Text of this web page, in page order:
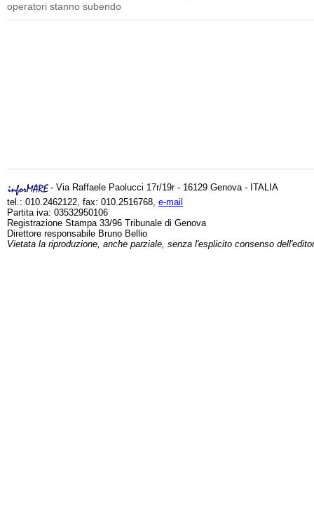
operatori stanno subendo
- Via Raffaele Paolucci 17r/19r - 16129 Genova - ITALIA
tel.: 010.2462122, fax: 010.2516768, e-mail
Partita iva: 03532950106
Registrazione Stampa 33/96 Tribunale di Genova
Direttore responsabile Bruno Bellio
Vietata la riproduzione, anche parziale, senza l'esplicito consenso